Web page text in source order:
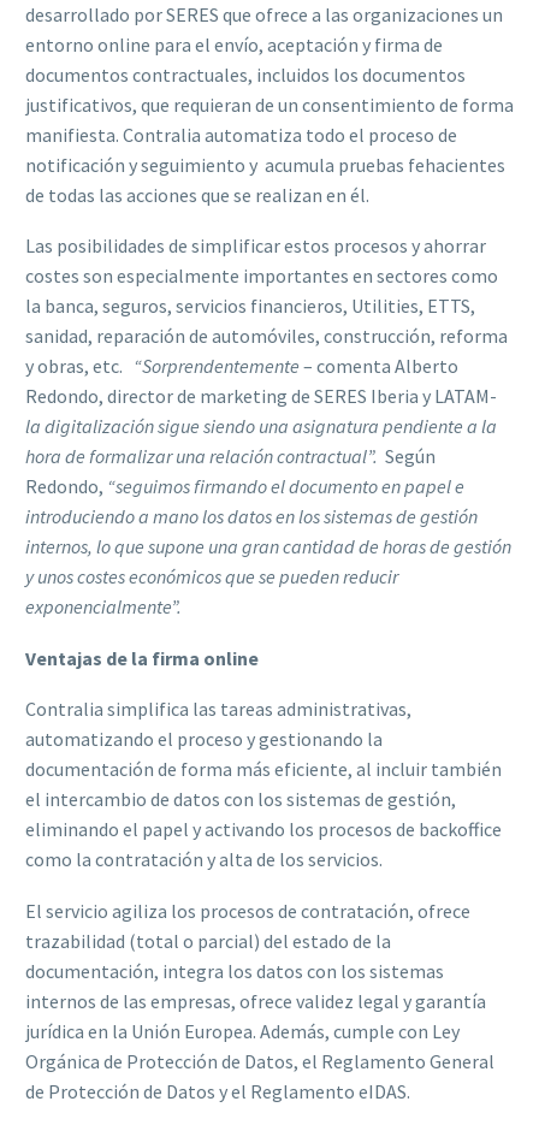
desarrollado por SERES que ofrece a las organizaciones un
entorno online para el envío, aceptación y firma de
documentos contractuales, incluidos los documentos
justificativos, que requieran de un consentimiento de forma
manifiesta. Contralia automatiza todo el proceso de
notificación y seguimiento y acumula pruebas fehacientes
de todas las acciones que se realizan en él.
Las posibilidades de simplificar estos procesos y ahorrar
costes son especialmente importantes en sectores como
la banca, seguros, servicios financieros, Utilities, ETTS,
sanidad, reparación de automóviles, construcción, reforma
y obras, etc. “Sorprendentemente – comenta Alberto
Redondo, director de marketing de SERES Iberia y LATAM-
la digitalización sigue siendo una asignatura pendiente a la
hora de formalizar una relación contractual”. Según
Redondo, “seguimos firmando el documento en papel e
introduciendo a mano los datos en los sistemas de gestión
internos, lo que supone una gran cantidad de horas de gestión
y unos costes económicos que se pueden reducir
exponencialmente”.
Ventajas de la firma online
Contralia simplifica las tareas administrativas,
automatizando el proceso y gestionando la
documentación de forma más eficiente, al incluir también
el intercambio de datos con los sistemas de gestión,
eliminando el papel y activando los procesos de backoffice
como la contratación y alta de los servicios.
El servicio agiliza los procesos de contratación, ofrece
trazabilidad (total o parcial) del estado de la
documentación, integra los datos con los sistemas
internos de las empresas, ofrece validez legal y garantía
jurídica en la Unión Europea. Además, cumple con Ley
Orgánica de Protección de Datos, el Reglamento General
de Protección de Datos y el Reglamento eIDAS.